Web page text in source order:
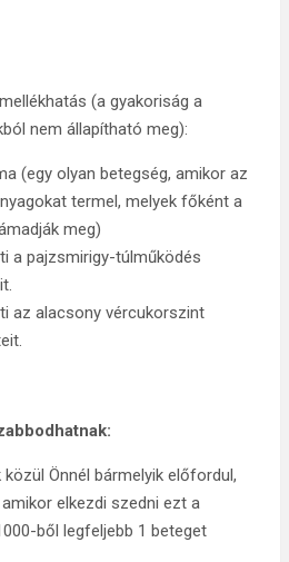
(a gyakoriság a
nem állapítható meg):
(egy olyan betegség, amikor az
termel, melyek főként a
meg)
a pajzsmirigy-túlműködés
az alacsony vércukorszint
Önnél bármelyik előfordul,
elkezdi szedni ezt a
ből legfeljebb 1 beteget